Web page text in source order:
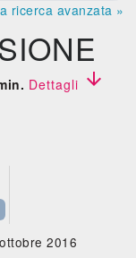
ricerca avanzata »
Dettagli 
2016